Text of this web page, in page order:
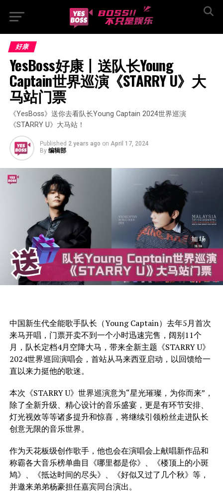
好康
YesBoss好康丨送队长Young
Captain世界巡演《STARRY U》大
马站门票
《YesBoss》送你去看队长Young Captain 2024世界巡演
《STARRY U》大马站！
Published 2 years ago on April 17, 2024
By 编辑部
中国新生代全能歌手队长（Young Captain）去年5月首次
来马开唱，门票开卖不到一个小时迅速完售，阔别11个
月，队长定档4月空降大马，带来全新主题《STARRY U》
2024世界巡回演唱会，首站从马来西亚启动，以回馈给一
直以来力挺他的歌迷。
本次《STARRY U》世界巡演意为“星光璀璨，为你而来”，
除了全新升级、精心设计的音乐盛宴，更是有环节安排、
灯光视效等等诸多提升和惊喜，将继续引领粉丝走进队长
创意无限的音乐世界。
作为天花板级创作歌手，他也会在演唱会上献唱新作品和
称霸各大音乐榜单曲目《哪里都是你》、《楼顶上的小斑
鸠》、《抵达时间的尽头》、《好似又过了几个秋》等，
并邀来弟弟杨豪担任嘉宾同台演出。